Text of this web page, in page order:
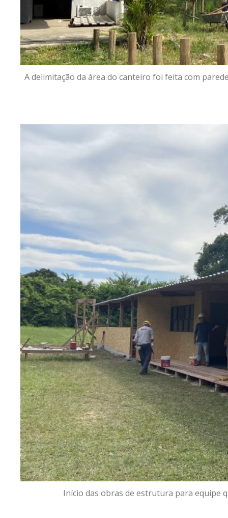
A delimitação da área do canteiro foi feita com
Início das obras de estrutura para equipe